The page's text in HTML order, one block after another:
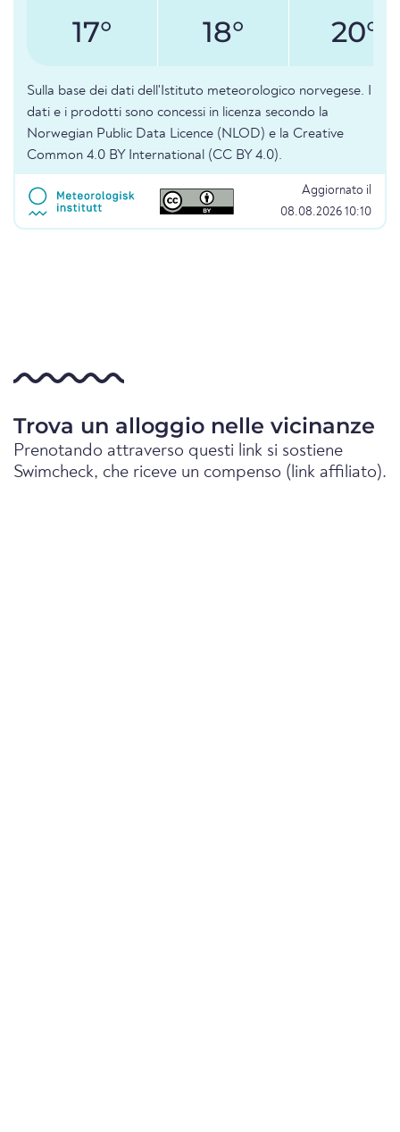
17° 18° 20°
Sulla base dei dati dell'Istituto meteorologico norvegese. I
dati e i prodotti sono concessi in licenza secondo la
Norwegian Public Data Licence (NLOD) e la Creative
Common 4.0 BY International (CC BY 4.0).
Aggiornato il
08.08.2026 10:10
Trova un alloggio nelle vicinanze
Prenotando attraverso questi link si sostiene
Swimcheck, che riceve un compenso (link affiliato).